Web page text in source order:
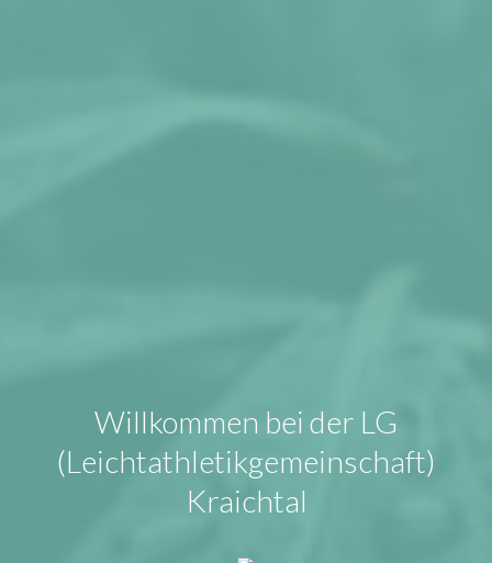
Willkommen bei der LG
(Leichtathletikgemeinschaft)
Kraichtal